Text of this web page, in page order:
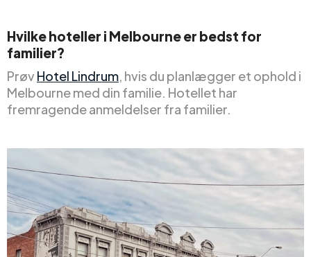
Hvilke hoteller i Melbourne er bedst for
familier?
Prøv Hotel Lindrum, hvis du planlægger et ophold i
Melbourne med din familie. Hotellet har
fremragende anmeldelser fra familier.